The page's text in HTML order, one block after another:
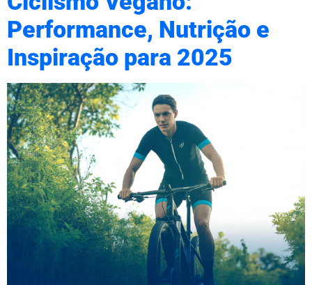
Performance, Nutrição e
Inspiração para 2025